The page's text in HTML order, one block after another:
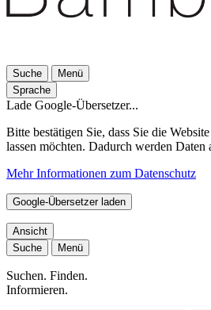
Suche
Menü
Sprache
Lade Google-Übersetzer...
Bitte bestätigen Sie, dass Sie die
lassen möchten. Dadurch werden Daten
Mehr Informationen zum Datenschutz
Google-Übersetzer laden
Ansicht
Suche
Menü
Suchen. Finden.
Informieren.